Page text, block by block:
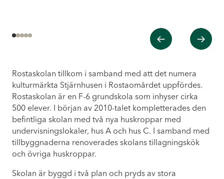
Tidigare Nästa
12345
Rostaskolan tillkom i samband med att det numera
kulturmärkta Stjärnhusen i Rostaomårdet uppfördes.
Rostaskolan är en F-6 grundskola som inhyser cirka
500 elever. I början av 2010-talet kompletterades den
befintliga skolan med två nya huskroppar med
undervisningslokaler, hus A och hus C. I samband med
tillbyggnaderna renoverades skolans tillagningskök
och övriga huskroppar.
Skolan är byggd i två plan och pryds av stora